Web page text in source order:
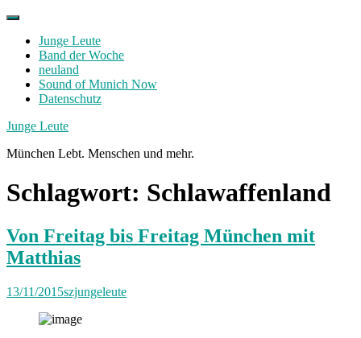
Skip
contentJunge Leute
Band der Woche
neuland
Sound of Munich Now
Datenschutz
Facebook
Twitter
Instagram
Junge Leute
München Lebt. Menschen und mehr.
Schlagwort: Schlawaffenland
Von Freitag bis Freitag München mit
Matthias
13/11/2015szjungeleute